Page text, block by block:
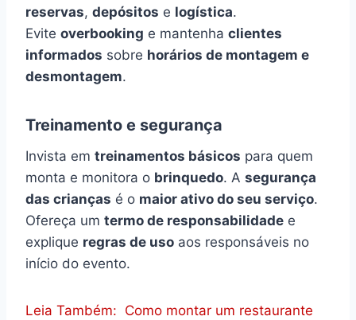
reservas, depósitos e logística.
Evite overbooking e mantenha clientes
informados sobre horários de montagem e
desmontagem.
Treinamento e segurança
Invista em treinamentos básicos para quem
monta e monitora o brinquedo. A segurança
das crianças é o maior ativo do seu serviço.
Ofereça um termo de responsabilidade e
explique regras de uso aos responsáveis no
início do evento.
Leia Também: Como montar um restaurante